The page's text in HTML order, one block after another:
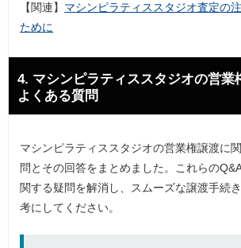
【関連】 マシンピラティススタジオ査定の
ために
4. マシンピラティススタジオの営業
よくある質問
マシンピラティススタジオの営業権譲渡に
問とその回答をまとめました。これらの
関する疑問を解消し、スムーズな譲渡手続
考にしてください。